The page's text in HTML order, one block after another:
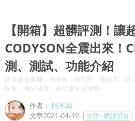
【開箱】超髒評測！讓
CODYSON全震出來！
測、測試、功能介紹
超音波振盪機、洗眼鏡、洗首飾、洗假牙、洗
銀飾、假牙清潔、取代假牙清潔劑
作者： 阿米編
文章2021-04-19
分類>硬體開箱